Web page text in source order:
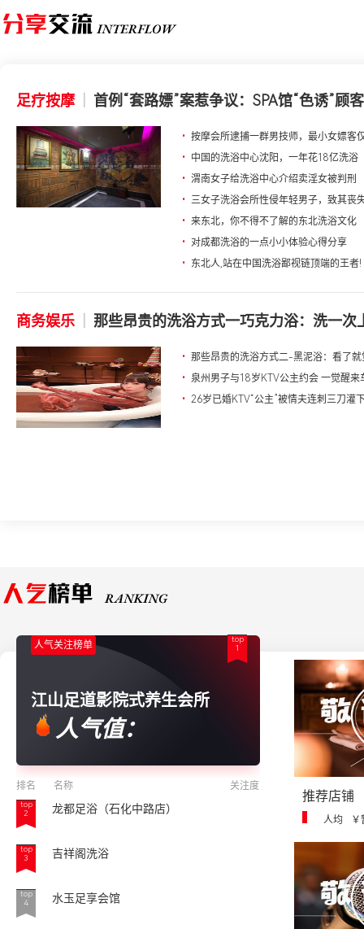
足疗按摩 首例“套路嫖”案惹争议：SPA馆“色诱”顾
• 按摩会所逮捕一群男技师，最小女嫖客
• 中国的洗浴中心沈阳，一年花18亿洗浴
• 渭南女子给洗浴中心介绍卖淫女被判刑
• 三女子洗浴会所性侵年轻男子，致其丧
• 来东北，你不得不了解的东北洗浴文化
• 对成都洗浴的一点小小体验心得分享
• 东北人,站在中国洗浴鄙视链顶端的王者!
商务娱乐 那些昂贵的洗浴方式一巧克力浴：洗一次
• 那些昂贵的洗浴方式二-黑泥浴：看了
• 泉州男子与18岁KTV公主约会 一觉醒来
• 26岁已婚KTV“公主”被情夫连刺三刀灌
人气关注榜单
江山足道影院式养生会所
人气值：
top
1
排名 名称 关注度
top
2
龙都足浴（石化中路店）
top
3
吉祥阁洗浴
top
4
水玉足享会馆
推荐店铺
人均 ￥